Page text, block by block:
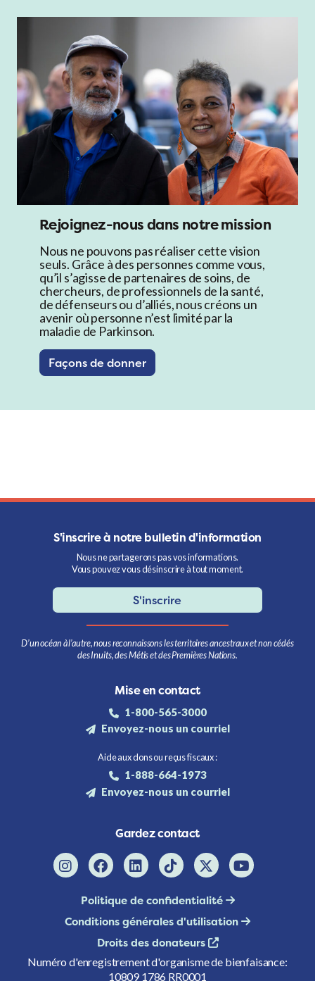
Rejoignez-nous dans notre mission
Nous ne pouvons pas réaliser cette vision
seuls. Grâce à des personnes comme vous,
qu’il s’agisse de partenaires de soins, de
chercheurs, de professionnels de la santé,
de défenseurs ou d’alliés, nous créons un
avenir où personne n’est limité par la
maladie de Parkinson.
Façons de donner
S'inscrire à notre bulletin d'information
Nous ne partagerons pas vos informations.
Vous pouvez vous désinscrire à tout moment.
S'inscrire
D’un océan à l’autre, nous reconnaissons les territoires ancestraux et non cédés
des Inuits, des Métis et des Premières Nations.
Mise en contact
1-800-565-3000
Envoyez-nous un courriel
Aide aux dons ou reçus fiscaux :
1-888-664-1973
Envoyez-nous un courriel
Gardez contact
Politique de confidentialité
Conditions générales d'utilisation
Droits des donateurs
Numéro d'enregistrement d'organisme de bienfaisance:
10809 1786 RR0001